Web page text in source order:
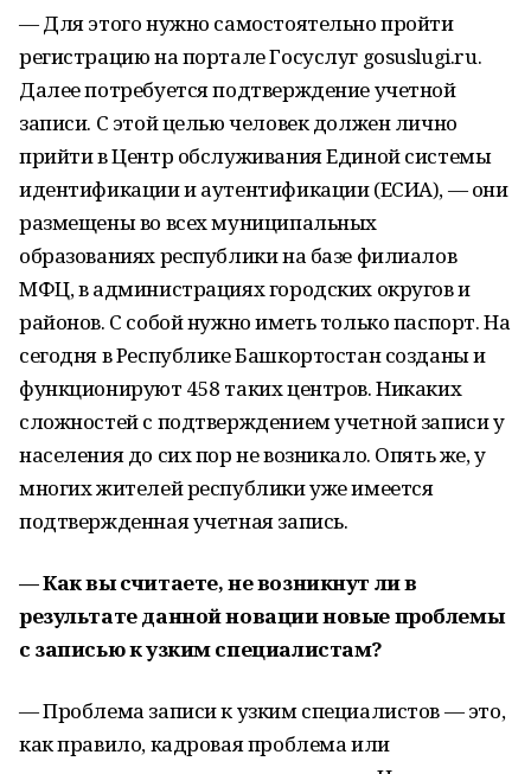
— Для этого нужно самостоятельно пройти
регистрацию на портале Госуслуг gosuslugi.ru.
Далее потребуется подтверждение учетной
записи. С этой целью человек должен лично
прийти в Центр обслуживания Единой системы
идентификации и аутентификации (ЕСИА), — они
размещены во всех муниципальных
образованиях республики на базе филиалов
МФЦ, в администрациях городских округов и
районов. С собой нужно иметь только паспорт. На
сегодня в Республике Башкортостан созданы и
функционируют 458 таких центров. Никаких
сложностей с подтверждением учетной записи у
населения до сих пор не возникало. Опять же, у
многих жителей республики уже имеется
подтвержденная учетная запись.
— Как вы считаете, не возникнут ли в
результате данной новации новые проблемы
с записью к узким специалистам?
— Проблема записи к узким специалистов — это,
как правило, кадровая проблема или